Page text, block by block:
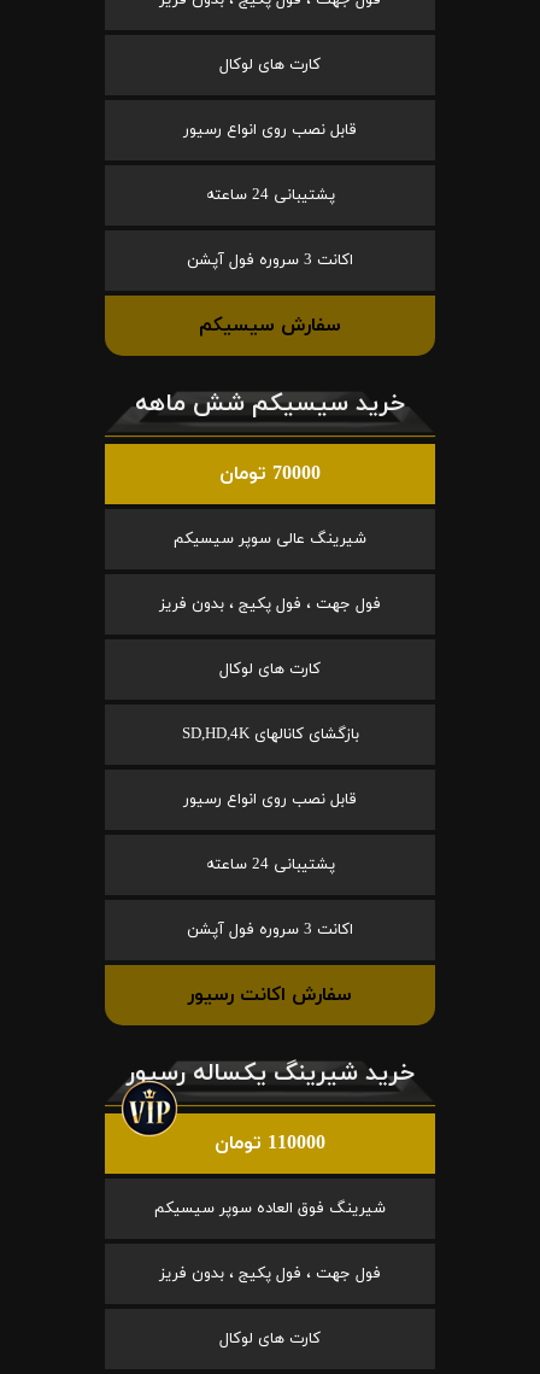
کارت های لوکال
قابل نصب روی انواع رسیور
پشتیبانی 24 ساعته
اکانت 3 سروره فول آپشن
سفارش سیسیکم
خرید سیسیکم شش ماهه
70000 تومان
شیرینگ عالی سوپر سیسیکم
فول جهت ، فول پکیج ، بدون فریز
کارت های لوکال
بازگشای کانالهای SD,HD,4K
قابل نصب روی انواع رسیور
پشتیبانی 24 ساعته
اکانت 3 سروره فول آپشن
سفارش اکانت رسیور
خرید شیرینگ یکساله رسیور
110000 تومان
شیرینگ فوق العاده سوپر سیسیکم
فول جهت ، فول پکیج ، بدون فریز
کارت های لوکال